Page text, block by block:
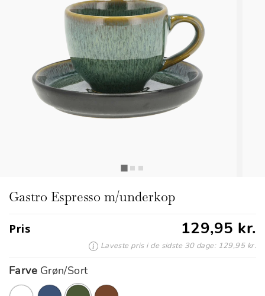
Gastro Espresso m/underkop
Pris 129,95 kr.
Laveste pris i de sidste 30 dage: 129,95 kr.
Farve Grøn/Sort